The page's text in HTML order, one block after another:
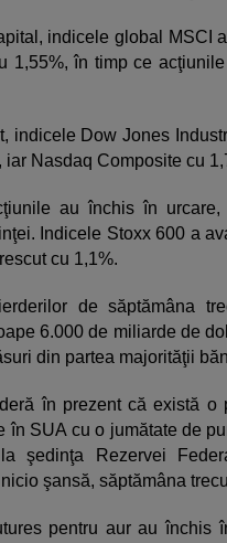
indicele global MSCI
1,55%, în timp ce
indicele Dow Jones
iar Nasdaq Composite cu
au închis în
Indicele Stoxx 600 a
cu 1,1%.
de săptămâna
6.000 de miliarde de
din partea majorităţii
în prezent că există o
în SUA cu o jumătate de
la şedinţa Rezervei
şansă, săptămâna
pentru aur au închis